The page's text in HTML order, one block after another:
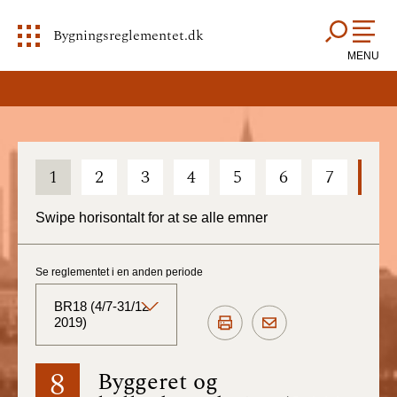
Bygningsreglementet.dk
MENU
1 2 3 4 5 6 7
Swipe horisontalt for at se alle emner
8 Byggeret og
Se reglementet i en anden periode
BR18 (4/7-31/12
2019)
BR18 (Aktuelt)